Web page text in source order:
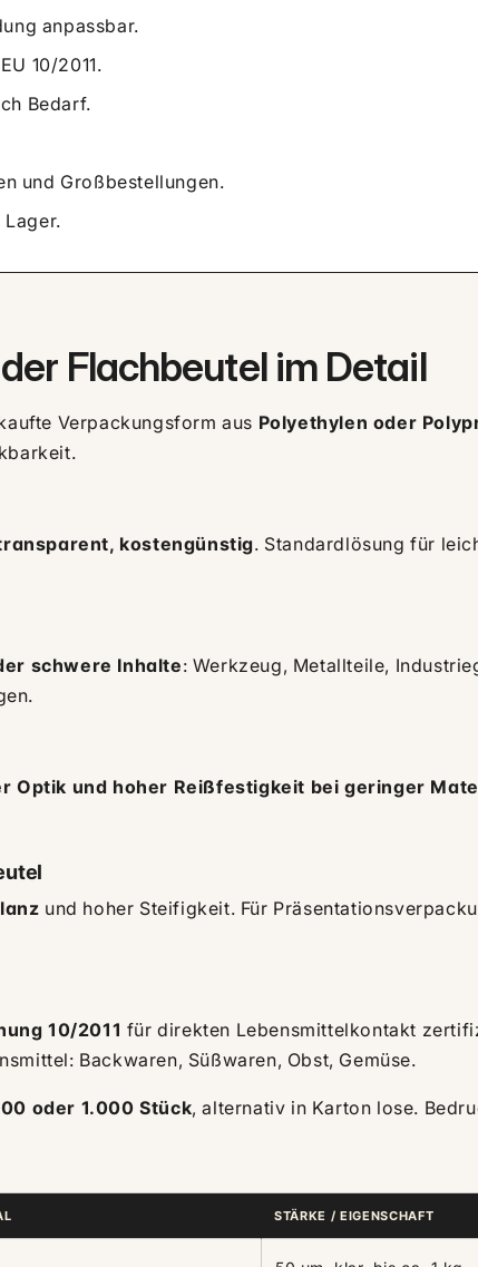
anpassbar.
10/2011.
Bedarf.
und Großbestellungen.
Lager.
Flachbeutel im Detail
Verpackungsform aus Polyethylen oder
kostengünstig. Standardlösung für
schwere Inhalte: Werkzeug, Metallteile,
Optik und hoher Reißfestigkeit bei geringer
und hoher Steifigkeit. Für
10/2011 für direkten Lebensmittelkontakt
Backwaren, Süßwaren, Obst, Gemüse.
oder 1.000 Stück, alternativ in Karton lose.
STÄRKE / EIGENSCHAFT